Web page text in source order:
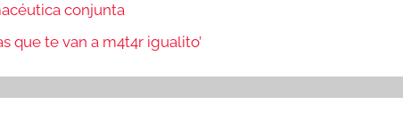
conjunta
que te van a m4t4r igualito’